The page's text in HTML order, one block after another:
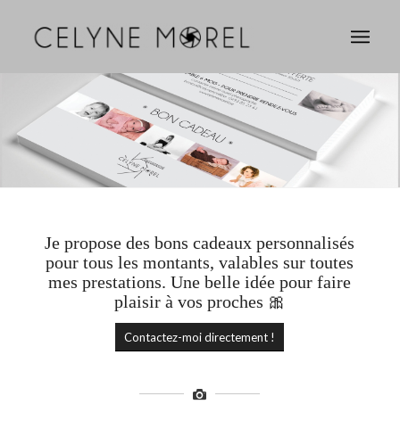
Je propose des bons cadeaux personnalisés
pour tous les montants, valables sur toutes
mes prestations. Une belle idée pour faire
plaisir à vos proches 🎀
Contactez-moi directement !